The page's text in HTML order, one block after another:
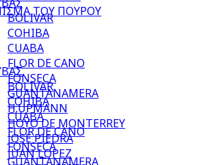
BOLIVAR
COHIBA
CUABA
FLOR DE CANO
FONSECA
GUANTANAMERA
H.UPMANN
HOYO DE MONTERREY
JOSE PIEDRA
JUAN LOPEZ
ΤΟΥ ΠΟΥΡΟΥ
BOLIVAR
COHIBA
CUABA
FLOR DE CANO
FONSECA
GUANTANAMERA